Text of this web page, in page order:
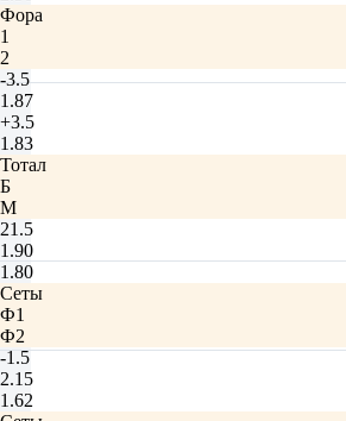
Фора
1
2
-3.5
1.87
+3.5
1.83
Тотал
Б
М
21.5
1.90
1.80
Сеты
Ф1
Ф2
-1.5
2.15
1.62